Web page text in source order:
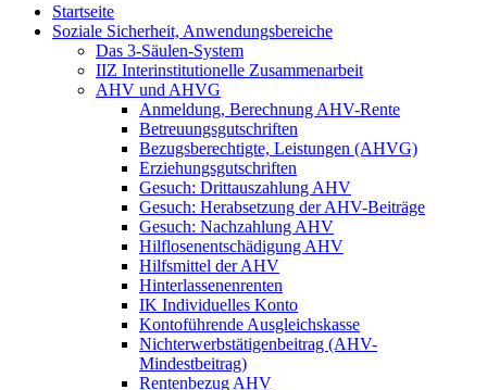
Startseite
Soziale Sicherheit, Anwendungsbereiche
Das 3-Säulen-System
IIZ Interinstitutionelle Zusammenarbeit
AHV und AHVG
Anmeldung, Berechnung AHV-Rente
Betreuungsgutschriften
Bezugsberechtigte, Leistungen (AHVG)
Erziehungsgutschriften
Gesuch: Drittauszahlung AHV
Gesuch: Herabsetzung der AHV-Beiträge
Gesuch: Nachzahlung AHV
Hilflosenentschädigung AHV
Hilfsmittel der AHV
Hinterlassenenrenten
IK Individuelles Konto
Kontoführende Ausgleichskasse
Nichterwerbstätigenbeitrag (AHV-
Mindestbeitrag)
Rentenbezug AHV